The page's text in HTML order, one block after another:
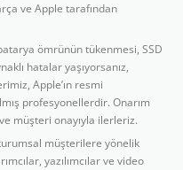
ve Apple tarafından
ömrünün tükenmesi, SSD
hatalar yaşıyorsanız,
Apple’ın resmi
profesyonellerdir. Onarım
müşteri onayıyla ilerleriz.
müşterilere yönelik
yazılımcılar ve video